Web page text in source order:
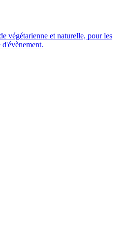
végétarienne et naturelle, pour les